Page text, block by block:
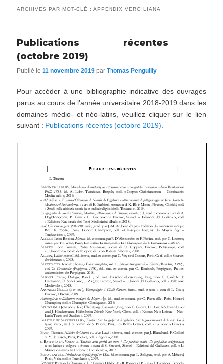
ARCHIVES PAR MOT-CLÉ :APPENDIX VERGILIANA
Publications récentes
(octobre 2019)
Publié le11 novembre 2019 parThomas Penguilly
Pour accéder à une bibliographie indicative des ouvrages
parus au cours de l’année universitaire 2018-2019 dans les
domaines médio- et néo-latins, veuillez cliquer sur le lien
suivant : Publications récentes (octobre 2019)